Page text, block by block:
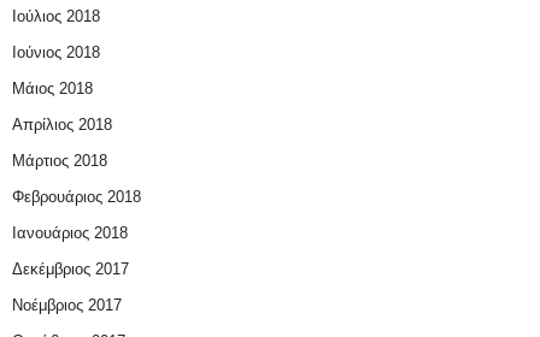
Ιούλιος 2018
Ιούνιος 2018
Μάιος 2018
Απρίλιος 2018
Μάρτιος 2018
Φεβρουάριος 2018
Ιανουάριος 2018
Δεκέμβριος 2017
Νοέμβριος 2017